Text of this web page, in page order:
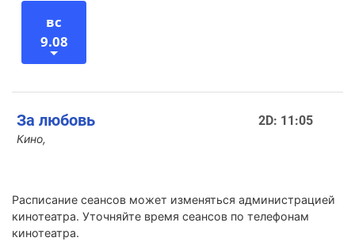
вс
9.08
За любовь
Кино,
2D: 11:05
Расписание сеансов может изменяться администрацией
кинотеатра. Уточняйте время сеансов по телефонам
кинотеатра.